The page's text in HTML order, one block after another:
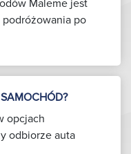
Maleme jest
podróżowania po
opcjach
odbiorze auta